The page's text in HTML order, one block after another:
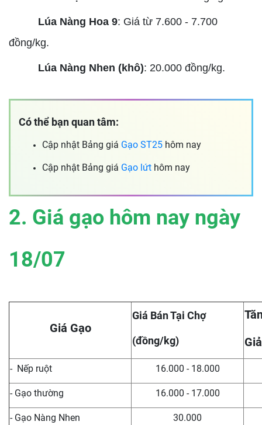
Lúa Nàng Hoa 9: Giá từ 7.600 - 7.700
đồng/kg.
Lúa Nàng Nhen (khô): 20.000 đồng/kg.
Có thể bạn quan tâm:
Cập nhật Bảng giá Gạo ST25 hôm nay
Cập nhật Bảng giá Gạo lứt hôm nay
2. Giá gạo hôm nay ngày
18/07
Giá Gạo
Giá Bán Tại Chợ
(đồng/kg)
- Nếp ruột 16.000 - 18.000
- Gạo thường 16.000 - 17.000
- Gạo Nàng Nhen 30.000